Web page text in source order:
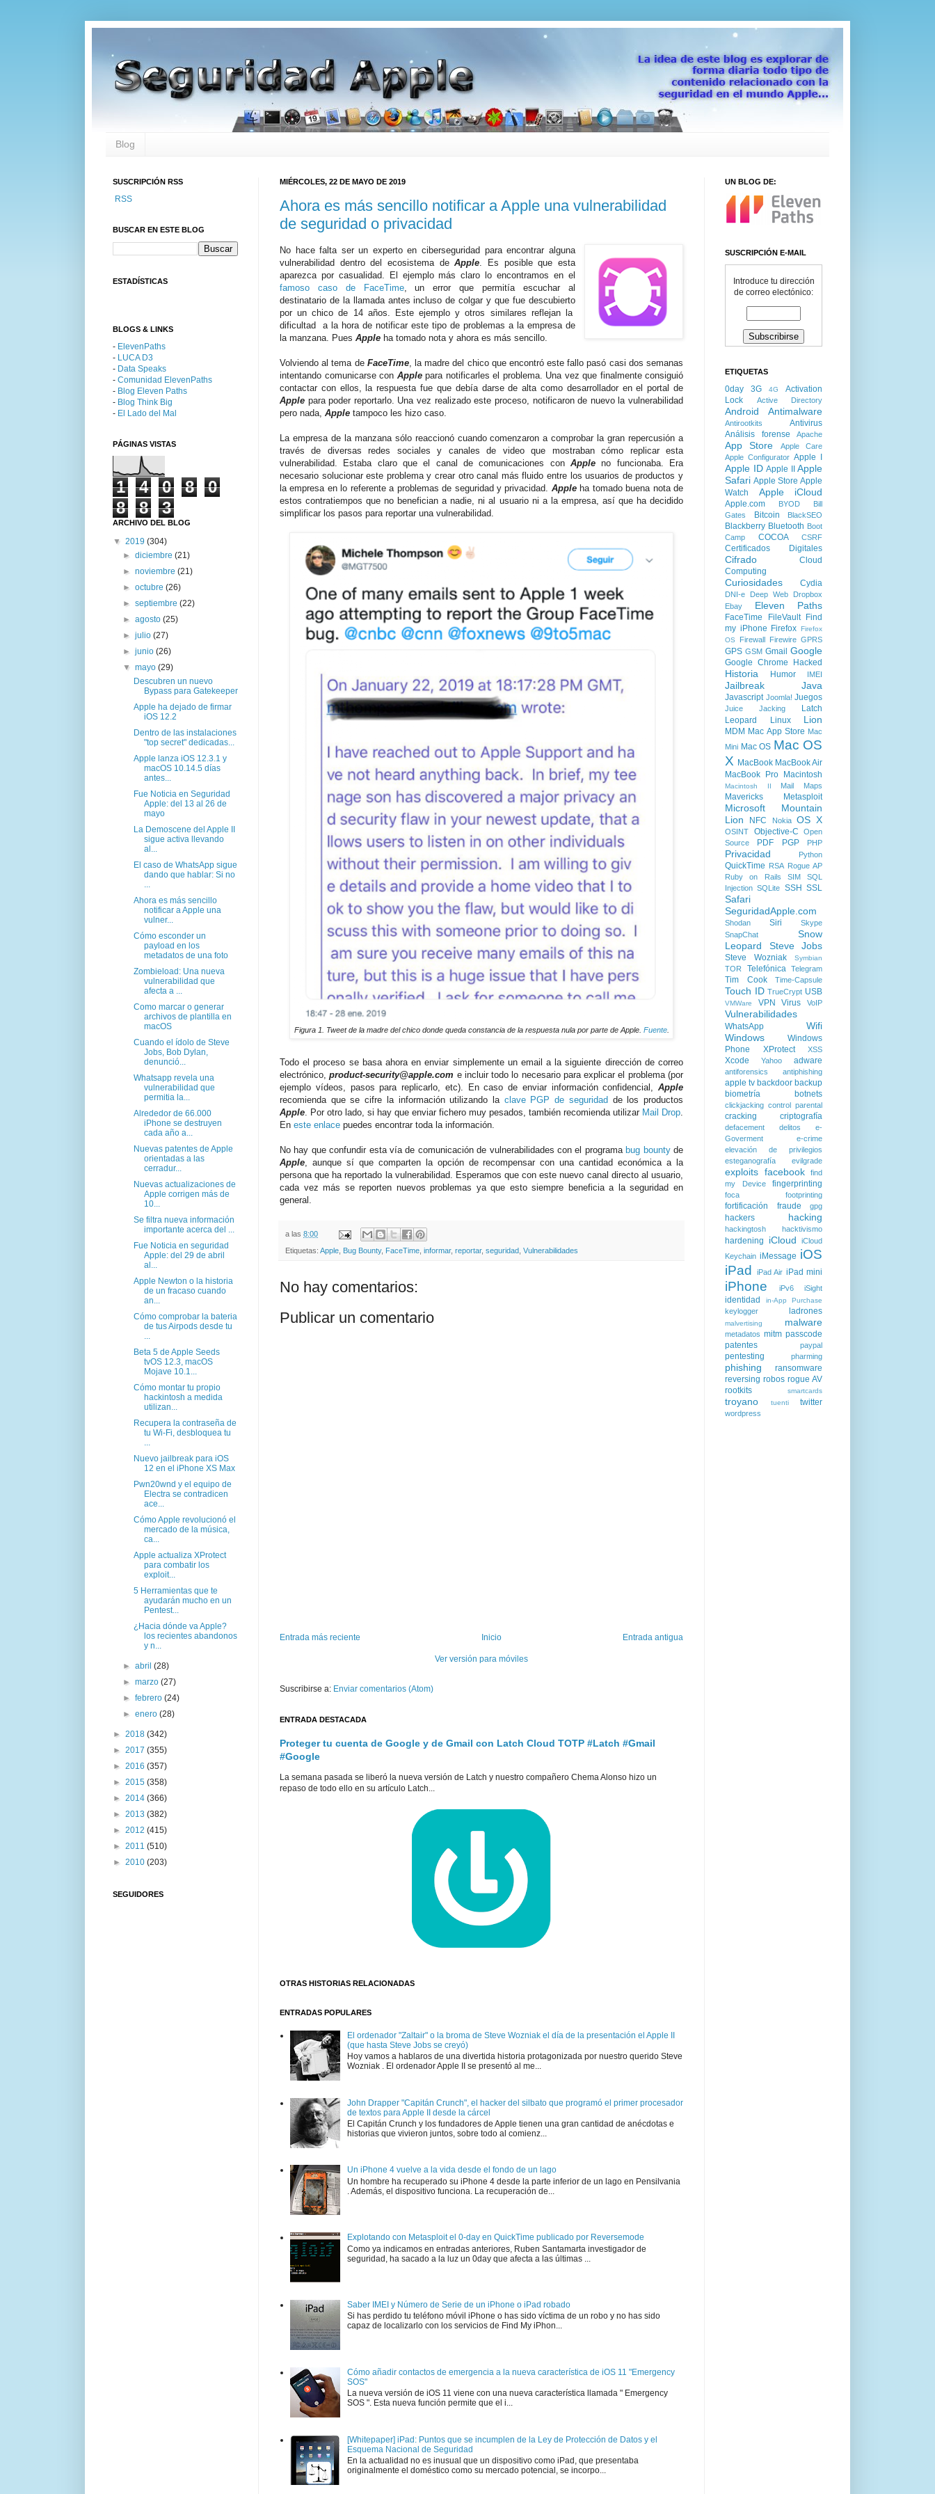
Blog
MIÉRCOLES, 22 DE MAYO DE 2019
Ahora es más sencillo notificar a Apple una vulnerabilidad
de seguridad o privacidad
No hace falta ser un experto en ciberseguridad para encontrar alguna
vulnerabilidad dentro del ecosistema deApple. Es posible que esta
aparezca por casualidad. El ejemplo más claro lo encontramos en el
famoso caso de FaceTime, un error que permitía escuchar al
destinatario de la llamada antes incluso de colgar y que fue descubierto
por un chico de 14 años. Este ejemplo y otros similares reflejan la
dificultad a la hora de notificar este tipo de problemas a la empresa de
la manzana. Pues Apple ha tomado nota y ahora es más sencillo.
Volviendo al tema de FaceTime, la madre del chico que encontró este fallo pasó casi dos semanas
intentando comunicarse con Applepara notificarles el problema. Una vez que finalmente consiguió
contactar con ellos, la respuesta fue que debía darse de alta como desarrollador en el portal de
Apple para poder reportarlo. Una vez realizado este proceso, notificaron de nuevo la vulnerabilidad
pero nada, Apple tampoco les hizo caso.
La empresa de la manzana sólo reaccionó cuando comenzaron a comprobar la gran repercusión a
través de diversas redes sociales y canales de video que mostraban cómo replicar esta
vulnerabilidad. Estaba claro que el canal de comunicaciones con Apple no funcionaba. Era
necesario solucionar este problema y crear otro canal más fluido entre los usuarios de productos y
la empresa en lo referente a problemas de seguridad y privacidad. Appleha tomado buena nota de
estos contratiempos que no benefician a nadie, ni al usuario ni a la empresa, así que ha decidido
simplificar los pasos para reportar una vulnerabilidad.
Figura 1. Tweet de la madre del chico donde queda constancia de la respuesta nula por parte de Apple. Fuente.
Todo el proceso se basa ahora en enviar simplemente un email a la siguiente dirección de correo
electrónico,product-security@apple.com e incluir todo lo necesario para explicar el problema (por
ejemplo vídeos, pasos para replicarlo, etc). En caso de enviar información confidencial, Apple
recomienda que se cifre la información utilizando la clave PGP de seguridad de los productos
Apple. Por otro lado, si hay que enviar fichero muy pesados, también recomienda utilizar Mail Drop.
En este enlace puedes encontrar toda la información.
No hay que confundir esta vía de comunicación de vulnerabilidades con el programa bug bountyde
Apple, aunque sí que comparten la opción de recompensar con una cantidad económica a la
persona que ha reportado la vulnerabilidad. Esperamos que con este nuevo canal directo al usuario,
cada vez más se reporten nuevos problemas ya que esto siempre beneficia a la seguridad en
general.
a las 8:00
Etiquetas: Apple, Bug Bounty, FaceTime, informar, reportar, seguridad, Vulnerabilidades
No hay comentarios:
Publicar un comentario
Entrada más reciente Entrada antigua
Inicio
Ver versión para móviles
Suscribirse a: Enviar comentarios (Atom)
ENTRADA DESTACADA
Proteger tu cuenta de Google y de Gmail con Latch Cloud TOTP #Latch #Gmail
#Google
La semana pasada se liberó la nueva versión de Latch y nuestro compañero Chema Alonso hizo un
repaso de todo ello en su artículo Latch...
OTRAS HISTORIAS RELACIONADAS
ENTRADAS POPULARES
El ordenador "Zaltair" o la broma de Steve Wozniak el día de la presentación el Apple II
(que hasta Steve Jobs se creyó)
Hoy vamos a hablaros de una divertida historia protagonizada por nuestro querido Steve
Wozniak . El ordenador Apple II se presentó al me...
John Drapper "Capitán Crunch", el hacker del silbato que programó el primer procesador
de textos para Apple II desde la cárcel
El Capitán Crunch y los fundadores de Apple tienen una gran cantidad de anécdotas e
historias que vivieron juntos, sobre todo al comienz...
Un iPhone 4 vuelve a la vida desde el fondo de un lago
Un hombre ha recuperado su iPhone 4 desde la parte inferior de un lago en Pensilvania
. Además, el dispositivo funciona. La recuperación de...
Explotando con Metasploit el 0-day en QuickTime publicado por Reversemode
Como ya indicamos en entradas anteriores, Ruben Santamarta investigador de
seguridad, ha sacado a la luz un 0day que afecta a las últimas ...
Saber IMEI y Número de Serie de un iPhone o iPad robado
Si has perdido tu teléfono móvil iPhone o has sido víctima de un robo y no has sido
capaz de localizarlo con los servicios de Find My iPhon...
Cómo añadir contactos de emergencia a la nueva característica de iOS 11 "Emergency
SOS"
La nueva versión de iOS 11 viene con una nueva característica llamada " Emergency
SOS ". Esta nueva función permite que el i...
[Whitepaper] iPad: Puntos que se incumplen de la Ley de Protección de Datos y el
Esquema Nacional de Seguridad
En la actualidad no es inusual que un dispositivo como iPad, que presentaba
originalmente el doméstico como su mercado potencial, se incorpo...
SUSCRIPCIÓN RSS
RSS
BUSCAR EN ESTE BLOG
ESTADÍSTICAS
BLOGS & LINKS
- ElevenPaths
- LUCA D3
- Data Speaks
- Comunidad ElevenPaths
- Blog Eleven Paths
- Blog Think Big
- El Lado del Mal
PÁGINAS VISTAS
1 4 0 8
0
8
8 3
ARCHIVO DEL BLOG
▼ 2019 (304)
►diciembre(21)
►noviembre(21)
►octubre(26)
►septiembre(22)
►agosto(25)
►julio(27)
►junio(26)
▼mayo(29)
Descubren un nuevo
Bypass para Gatekeeper
Apple ha dejado de firmar
iOS 12.2
Dentro de las instalaciones
"top secret" dedicadas...
Apple lanza iOS 12.3.1 y
macOS 10.14.5 días
antes...
Fue Noticia en Seguridad
Apple: del 13 al 26 de
mayo
La Demoscene del Apple II
sigue activa llevando
al...
El caso de WhatsApp sigue
dando que hablar: Si no
Ahora es más sencillo
notificar a Apple una
vulner...
Cómo esconder un
payload en los
metadatos de una foto
Zombieload: Una nueva
vulnerabilidad que
afecta a ...
Como marcar o generar
archivos de plantilla en
macOS
Cuando el ídolo de Steve
Jobs, Bob Dylan,
denunció...
Whatsapp revela una
vulnerabilidad que
permitia la...
Alrededor de 66.000
iPhone se destruyen
cada año a...
Nuevas patentes de Apple
orientadas a las
cerradur...
Nuevas actualizaciones de
Apple corrigen más de
10...
Se filtra nueva información
importante acerca del ...
Fue Noticia en seguridad
Apple: del 29 de abril
al...
Apple Newton o la historia
de un fracaso cuando
an...
Cómo comprobar la bateria
de tus Airpods desde tu
Beta 5 de Apple Seeds
tvOS 12.3, macOS
Mojave 10.1...
Cómo montar tu propio
hackintosh a medida
utilizan...
Recupera la contraseña de
tu Wi-Fi, desbloquea tu
Nuevo jailbreak para iOS
12 en el iPhone XS Max
Pwn20wnd y el equipo de
Electra se contradicen
ace...
Cómo Apple revolucionó el
mercado de la música,
ca...
Apple actualiza XProtect
para combatir los
exploit...
5 Herramientas que te
ayudarán mucho en un
Pentest...
¿Hacia dónde va Apple?
los recientes abandonos
y n...
►abril(28)
►marzo(27)
►febrero(24)
►enero(28)
► 2018 (342)
► 2017 (355)
► 2016 (357)
► 2015 (358)
► 2014 (366)
► 2013 (382)
► 2012 (415)
► 2011 (510)
► 2010 (203)
SEGUIDORES
UN BLOG DE:
SUSCRIPCIÓN E-MAIL
Introduce tu dirección
de correo electónico:
ETIQUETAS
0day 3G 4G
Activation
Lock
Active Directory
Android Antimalware
Antirootkits
Antivirus
Análisis forense
Apache
App Store
Apple Care
Apple Configurator Apple I
Apple ID Apple II
Apple
Safari Apple Store Apple
Watch
Apple iCloud
Apple.com BYOD
Bill
Gates
Bitcoin BlackSEO
Blackberry Bluetooth Boot
Camp
COCOA CSRF
Certificados Digitales
Cifrado
Cloud
Computing
Curiosidades Cydia
DNI-e Deep Web
Dropbox
Ebay
Eleven Paths
FaceTime FileVault
Find
my iPhone Firefox Firefox
OS
Firewall Firewire GPRS
GPS GSM Gmail Google
Google Chrome Hacked
Historia Humor IMEI
Jailbreak Java
Javascript Joomla! Juegos
Juice Jacking
Latch
Leopard
Linux Lion
MDM Mac App Store Mac
Mini Mac OS Mac OS
X MacBook MacBook Air
MacBook Pro
Macintosh
Macintosh II Mail Maps
Mavericks Metasploit
Microsoft
Mountain
Lion
NFC Nokia OS X
OSINT Objective-C
Open
Source
PDF PGP PHP
Privacidad Python
QuickTime RSA Rogue AP
Ruby on Rails
SIM
SQL
Injection SQLite SSH SSL
Safari
SeguridadApple.com
Shodan Siri
Skype
SnapChat
Snow
Leopard
Steve Jobs
Steve Wozniak Symbian
TOR Telefónica Telegram
Tim Cook Time-Capsule
Touch ID TrueCrypt USB
VMWare VPN Virus VoIP
Vulnerabilidades
WhatsApp
Wifi
Windows
Windows
Phone
XProtect XSS
Xcode Yahoo adware
antiforensics antiphishing
apple tv backdoor backup
biometría
botnets
clickjacking control parental
cracking criptografía
defacement delitos
e-
Goverment
e-crime
elevación de privilegios
esteganografía
evilgrade
exploits facebook
find
my Device
fingerprinting
foca footprinting
fortificación fraude gpg
hackers hacking
hackingtosh hacktivismo
hardening iCloud
iCloud
Keychain iMessage iOS
iPad
iPad Air iPad mini
iPhone iPv6 iSight
identidad in-App Purchase
keylogger ladrones
malvertising malware
metadatos mitm passcode
patentes
paypal
pentesting pharming
phishing
ransomware
reversing robos rogue AV
rootkits
smartcards
troyano tuenti twitter
wordpress